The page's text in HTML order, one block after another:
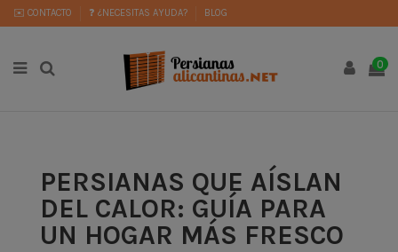
✉️ CONTACTO ❓ ¿NECESITAS AYUDA? BLOG
0
PERSIANAS QUE AÍSLAN
DEL CALOR: GUÍA PARA
UN HOGAR MÁS FRESCO